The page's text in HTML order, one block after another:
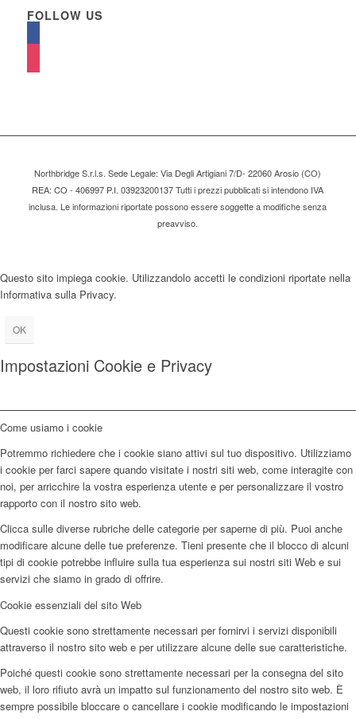
FOLLOW US
Northbridge S.r.l.s. Sede Legale: Via Degli Artigiani 7/D- 22060 Arosio (CO)
REA: CO - 406997 P.I. 03923200137 Tutti i prezzi pubblicati si intendono IVA
inclusa. Le informazioni riportate possono essere soggette a modifiche senza
preavviso.
Questo sito impiega cookie. Utilizzandolo accetti le condizioni riportate nella
Informativa sulla Privacy.
OK
Impostazioni Cookie e Privacy
Come usiamo i cookie
Potremmo richiedere che i cookie siano attivi sul tuo dispositivo. Utilizziamo
i cookie per farci sapere quando visitate i nostri siti web, come interagite con
noi, per arricchire la vostra esperienza utente e per personalizzare il vostro
rapporto con il nostro sito web.
Clicca sulle diverse rubriche delle categorie per saperne di più. Puoi anche
modificare alcune delle tue preferenze. Tieni presente che il blocco di alcuni
tipi di cookie potrebbe influire sulla tua esperienza sui nostri siti Web e sui
servizi che siamo in grado di offrire.
Cookie essenziali del sito Web
Questi cookie sono strettamente necessari per fornirvi i servizi disponibili
attraverso il nostro sito web e per utilizzare alcune delle sue caratteristiche.
Poiché questi cookie sono strettamente necessari per la consegna del sito
web, il loro rifiuto avrà un impatto sul funzionamento del nostro sito web. È
sempre possibile bloccare o cancellare i cookie modificando le impostazioni